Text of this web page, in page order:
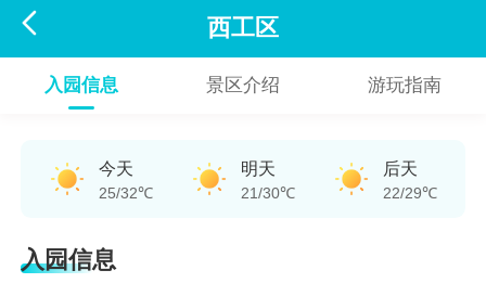
 西工区
入园信息 景区介绍 游玩指南
今天
25/32℃
明天
21/30℃
后天
22/29℃
入园信息